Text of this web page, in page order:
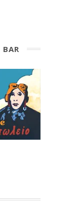
BAR